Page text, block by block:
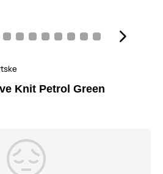
Knit Petrol Green